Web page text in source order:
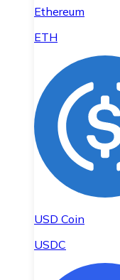
Ethereum
ETH
USD Coin
USDC